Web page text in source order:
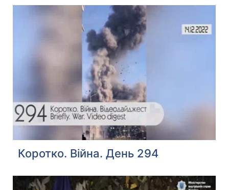
Коротко. Війна. День 294